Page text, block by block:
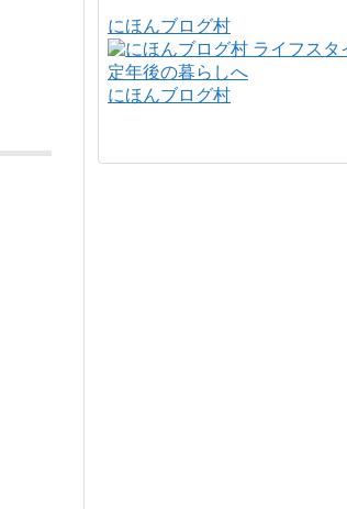
にほんブログ村
にほんブログ村